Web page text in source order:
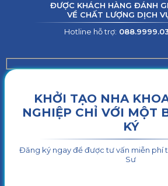
ĐƯỢC KHÁCH HÀNG ĐÁNH
VỀ CHẤT LƯỢNG DỊCH
Hotline hỗ trợ:
KHỞI TẠO NHA
NGHIỆP CHỈ VỚI MỘT
KÝ
Đăng ký ngay để được tư vấn miễn phí
Sư